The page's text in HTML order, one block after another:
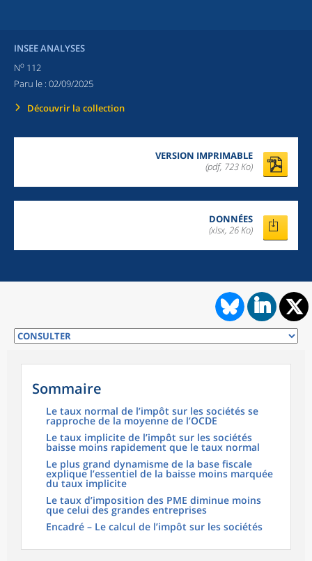
INSEE ANALYSES
No 112
Paru le : 02/09/2025
Découvrir la collection
VERSION IMPRIMABLE
(pdf, 723 Ko)
DONNÉES
(xlsx, 26 Ko)
Sommaire
Le taux normal de l’impôt sur les sociétés se
rapproche de la moyenne de l’OCDE
Le taux implicite de l’impôt sur les sociétés
baisse moins rapidement que le taux normal
Le plus grand dynamisme de la base fiscale
explique l’essentiel de la baisse moins marquée
du taux implicite
Le taux d’imposition des PME diminue moins
que celui des grandes entreprises
Encadré – Le calcul de l’impôt sur les sociétés